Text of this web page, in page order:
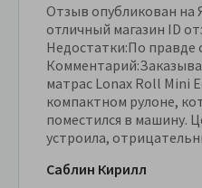
Отзыв опубликован на
отличный магазин ID
Недостатки:По правде
матрас Lonax Roll Mini
компактном рулоне,
поместился в машину.
устроила,
Саблин Кирилл